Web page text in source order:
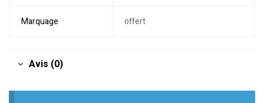
Marquage offert
Avis (0)